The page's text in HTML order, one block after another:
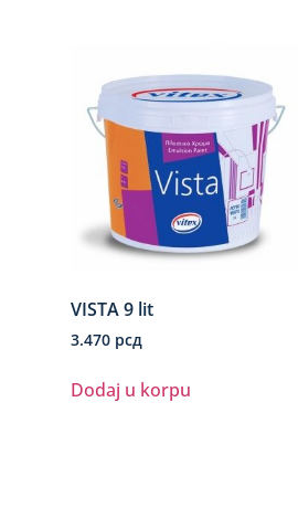
VISTA 9 lit
3.470 рсд
Dodaj u korpu